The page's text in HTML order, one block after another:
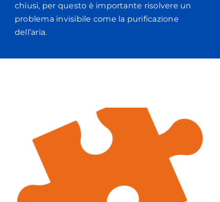
chiusi, per questo è importante risolvere un
problema invisibile come la purificazione
dell’aria.